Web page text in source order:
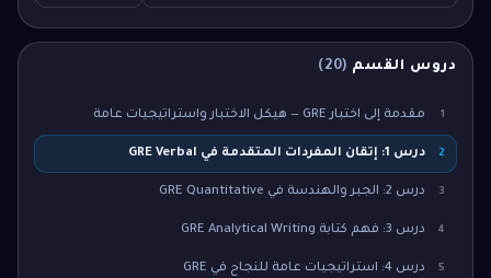
دروس القسم (
20
)
1 مقدمة إلى اختبار GRE — هيكل الاختبار واستراتيجيات عامة
2 درس 1: إتقان المفردات المتقدمة في GRE Verbal
3 درس 2: الجبر والهندسة في GRE Quantitative
4 درس 3: فهم كتابة GRE Analytical Writing
5 درس 4: استراتيجيات عامة للنجاح في GRE